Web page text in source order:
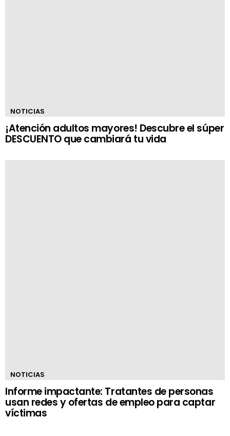
NOTICIAS
¡Atención adultos mayores! Descubre el súper
DESCUENTO que cambiará tu vida
NOTICIAS
Informe impactante: Tratantes de personas
usan redes y ofertas de empleo para captar
víctimas